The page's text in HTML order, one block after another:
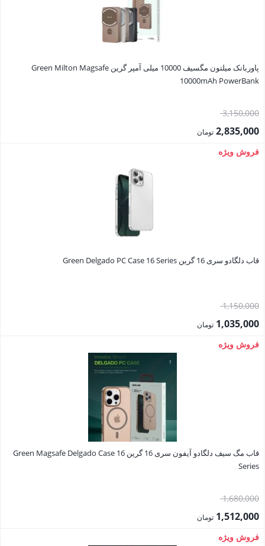
پاوربانک میلتون مگسیف 10000 میلی آمپر گرین Green Milton Magsafe
10000mAh PowerBank
3,150,000قیمت
اصلی:2,835,000 تومان
قیمت
فروش ویژه
قاب دلگادو سری 16 گرین Green Delgado PC Case 16 Series
1,150,000قیمت
اصلی:1,035,000 تومان
قیمت
فروش ویژه
قاب‌ مگ سیف دلگادو آیفون سری 16 گرین Green Magsafe Delgado Case 16
Series
1,680,000قیمت
اصلی:1,512,000 تومان
قیمت
فروش ویژه